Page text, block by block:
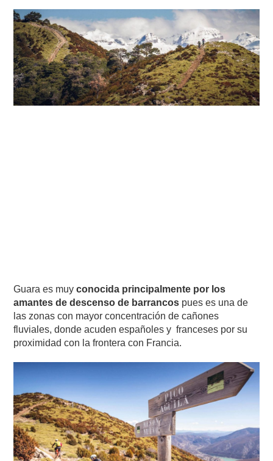
Guara es muyconocida principalmente por los
amantes de descenso de barrancos pues es una de
las zonas con mayor concentración de cañones
fluviales, donde acuden españoles y franceses por su
proximidad con la frontera con Francia.